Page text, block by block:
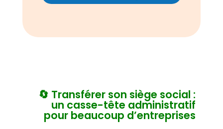
🔄 Transférer son siège social :
un casse-tête administratif
pour beaucoup d’entreprises